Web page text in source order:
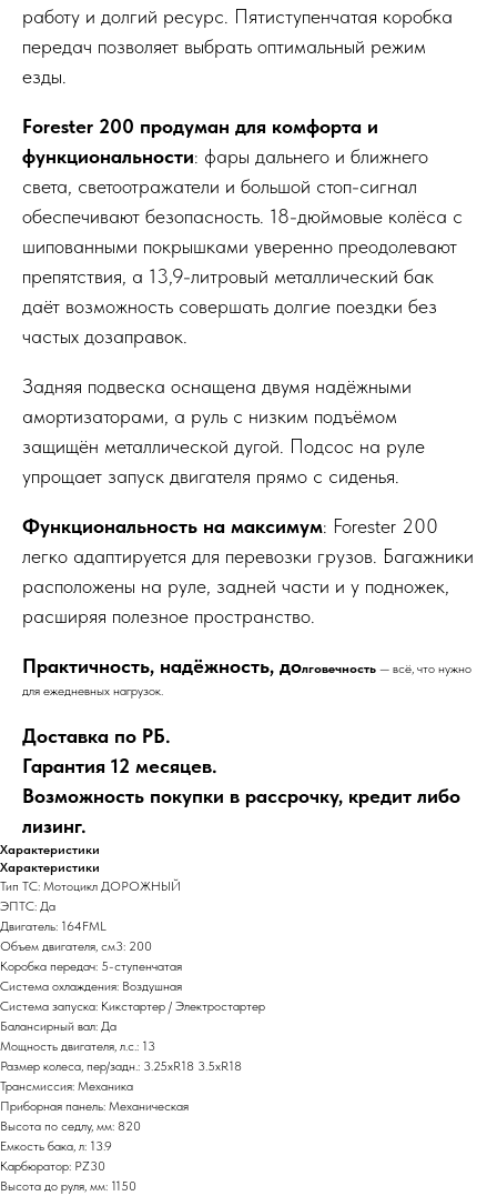
работу и долгий ресурс. Пятиступенчатая коробка
передач позволяет выбрать оптимальный режим
езды.
Forester 200 продуман для комфорта и
функциональности: фары дальнего и ближнего
света, светоотражатели и большой стоп-сигнал
обеспечивают безопасность. 18-дюймовые колёса с
шипованными покрышками уверенно преодолевают
препятствия, а 13,9-литровый металлический бак
даёт возможность совершать долгие поездки без
частых дозаправок.
Задняя подвеска оснащена двумя надёжными
амортизаторами, а руль с низким подъёмом
защищён металлической дугой. Подсос на руле
упрощает запуск двигателя прямо с сиденья.
Функциональность на максимум: Forester 200
легко адаптируется для перевозки грузов. Багажники
расположены на руле, задней части и у подножек,
расширяя полезное пространство.
Практичность, надёжность, долговечность — всё, что нужно
для ежедневных нагрузок.
Доставка по РБ.
Гарантия 12 месяцев.
Возможность покупки в рассрочку, кредит либо
лизинг.
Характеристики
Характеристики
Тип ТС: Мотоцикл ДОРОЖНЫЙ
ЭПТС: Да
Двигатель: 164FML
Объем двигателя, см3: 200
Коробка передач: 5-ступенчатая
Система охлаждения: Воздушная
Система запуска: Кикстартер / Электростартер
Балансирный вал: Да
Мощность двигателя, л.с.: 13
Размер колеса, пер/задн.: 3.25хR18 3.5хR18
Трансмиссия: Механика
Приборная панель: Механическая
Высота по седлу, мм: 820
Емкость бака, л: 13.9
Карбюратор: PZ30
Высота до руля, мм: 1150